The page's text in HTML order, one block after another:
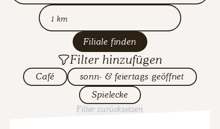
Filiale finden
Filter hinzufügen
Café
sonn- & feiertags geöffnet
Spielecke
Filter zurücksetzen